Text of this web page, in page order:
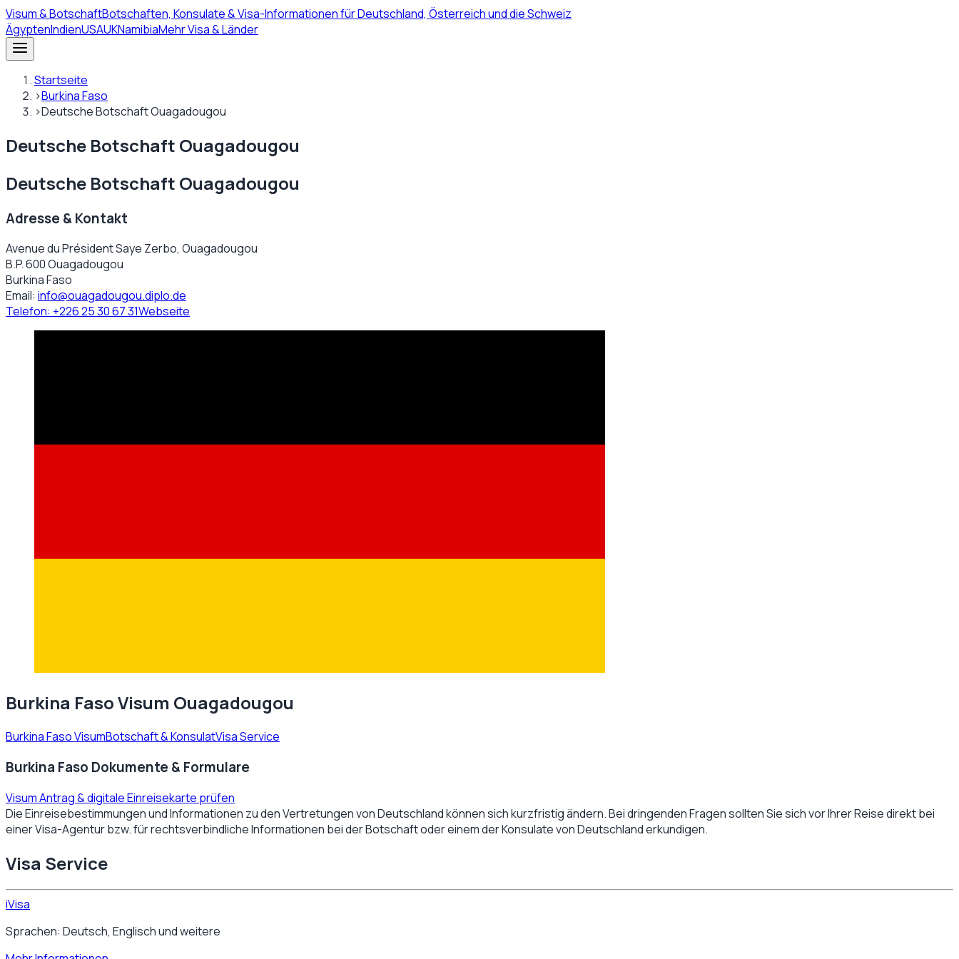
Visum& BotschaftBotschaften, Konsulate & Visa-Informationen für Deutschland, Österreich und die Schweiz
ÄgyptenIndienUSAUKNamibiaMehr Visa & Länder
Startseite
›Burkina Faso
›Deutsche Botschaft Ouagadougou
Deutsche Botschaft Ouagadougou
Deutsche Botschaft Ouagadougou
Adresse & Kontakt
Avenue du Président Saye Zerbo, Ouagadougou
B.P. 600 Ouagadougou
Burkina Faso
Email: info@ouagadougou.diplo.de
Telefon: +226 25 30 67 31Webseite
Burkina Faso Visum Ouagadougou
Burkina Faso VisumBotschaft & KonsulatVisa Service
Burkina Faso Dokumente & Formulare
Visum Antrag & digitale Einreisekarte prüfen
Die Einreisebestimmungen und Informationen zu den Vertretungen vonDeutschlandkönnen sich kurzfristig ändern. Bei dringenden Fragen sollten Sie sich vor Ihrer Reise direkt bei
einer Visa-Agentur bzw. für rechtsverbindliche Informationen bei der Botschaft oder einem der Konsulate vonDeutschlanderkundigen.
Visa Service
iVisa
Sprachen: Deutsch, Englisch und weitere